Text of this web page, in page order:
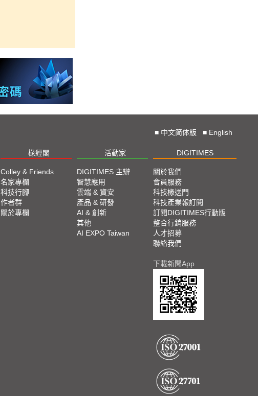
■ 中文简体版 ■ English
椽經閣 活動家 DIGITIMES
Colley & Friends
名家專欄
科技行腳
作者群
關於專欄
DIGITIMES 主辦
智慧應用
雲端 & 資安
產品 & 研發
AI & 創新
其他
AI EXPO Taiwan
關於我們
會員服務
科技椽送門
科技產業報訂閱
訂閱DIGITIMES行動版
整合行銷服務
人才招募
聯絡我們
下載新聞App